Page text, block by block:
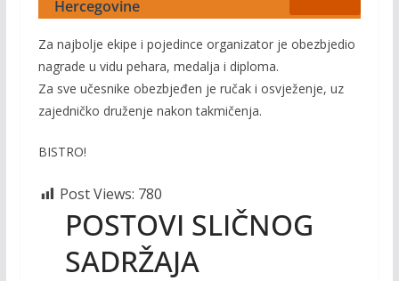
Hercegovine
Za najbolje ekipe i pojedince organizator je obezbjedio
nagrade u vidu pehara, medalja i diploma.
Za sve učesnike obezbjeđen je ručak i osvježenje, uz
zajedničko druženje nakon takmičenja.
BISTRO!
Post Views: 780
POSTOVI SLIČNOG
SADRŽAJA